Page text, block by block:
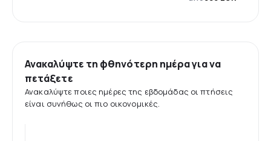
Ανακαλύψτε τη φθηνότερη ημέρα για να
πετάξετε
Ανακαλύψτε ποιες ημέρες της εβδομάδας οι πτήσεις
είναι συνήθως οι πιο οικονομικές.